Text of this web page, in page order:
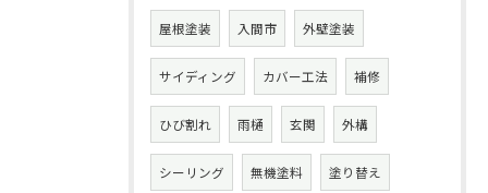
屋根塗装 入間市 外壁塗装
サイディング カバー工法 補修
ひび割れ 雨樋 玄関 外構
シーリング 無機塗料 塗り替え